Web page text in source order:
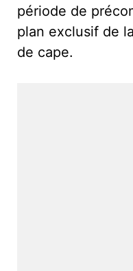
période de
plan exclusif de
de cape.